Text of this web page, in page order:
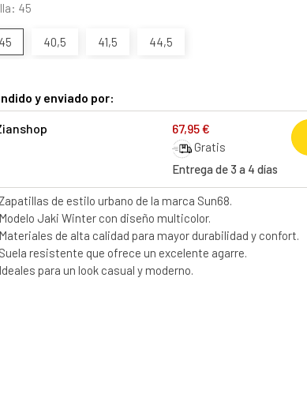
45
45 40,5 41,5 44,5
y enviado por:
67,95 €
Gratis
Entrega de 3 a 4 días
de estilo urbano de la marca Sun68.
Modelo Jaki Winter con diseño multicolor.
Materiales de alta calidad para mayor durabilidad y confort.
Suela resistente que ofrece un excelente agarre.
Ideales para un look casual y moderno.